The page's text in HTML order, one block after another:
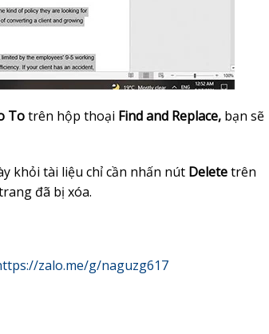
Totrên hộp thoại Find and Replace, bạn sẽ
khỏi tài liệu chỉ cần nhấn nút Deletetrên
đã bị xóa.
zalo.me/g/naguzg617